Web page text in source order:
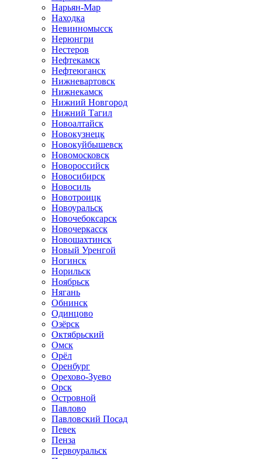
Нарьян-Мар
Находка
Невинномысск
Нерюнгри
Нестеров
Нефтекамск
Нефтеюганск
Нижневартовск
Нижнекамск
Нижний Новгород
Нижний Тагил
Новоалтайск
Новокузнецк
Новокуйбышевск
Новомосковск
Новороссийск
Новосибирск
Новосиль
Новотроицк
Новоуральск
Новочебоксарск
Новочеркасск
Новошахтинск
Новый Уренгой
Ногинск
Норильск
Ноябрьск
Нягань
Обнинск
Одинцово
Озёрск
Октябрьский
Омск
Орёл
Оренбург
Орехово-Зуево
Орск
Островной
Павлово
Павловский Посад
Певек
Пенза
Первоуральск